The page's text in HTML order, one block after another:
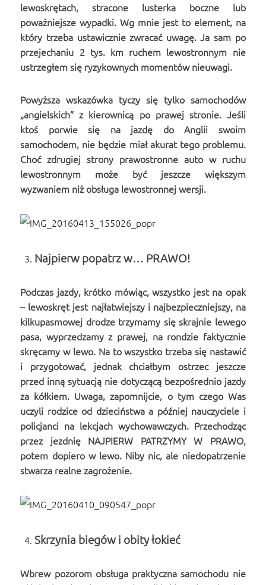
lewoskrętach, stracone lusterka boczne lub
poważniejsze wypadki. Wg mnie jest to element, na
który trzeba ustawicznie zwracać uwagę. Ja sam po
przejechaniu 2 tys. km ruchem lewostronnym nie
ustrzegłem się ryzykownych momentów nieuwagi.
Powyższa wskazówka tyczy się tylko samochodów
„angielskich” z kierownicą po prawej stronie. Jeśli
ktoś porwie się na jazdę do Anglii swoim
samochodem, nie będzie miał akurat tego problemu.
Choć zdrugiej strony prawostronne auto w ruchu
lewostronnym może być jeszcze większym
wyzwaniem niż obsługa lewostronnej wersji.
Najpierw popatrz w… PRAWO!
Podczas jazdy, krótko mówiąc, wszystko jest na opak
– lewoskręt jest najłatwiejszy i najbezpieczniejszy, na
kilkupasmowej drodze trzymamy się skrajnie lewego
pasa, wyprzedzamy z prawej, na rondzie faktycznie
skręcamy w lewo. Na to wszystko trzeba się nastawić
i przygotować, jednak chciałbym ostrzec jeszcze
przed inną sytuacją nie dotyczącą bezpośrednio jazdy
za kółkiem. Uwaga, zapomnijcie, o tym czego Was
uczyli rodzice od dzieciństwa a później nauczyciele i
policjanci na lekcjach wychowawczych. Przechodząc
przez jezdnię NAJPIERW PATRZYMY W PRAWO,
potem dopiero w lewo. Niby nic, ale niedopatrzenie
stwarza realne zagrożenie.
Skrzynia biegów i obity łokieć
Wbrew pozorom obsługa praktyczna samochodu nie